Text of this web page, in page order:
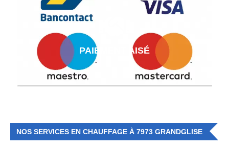
PAIEMENT AISÉ
NOS SERVICES EN CHAUFFAGE À 7973 GRANDGLISE